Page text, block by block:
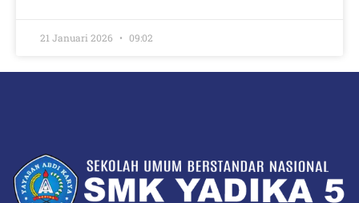
21 Januari 2026 09:02